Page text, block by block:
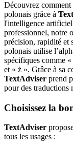
Découvrez
polonais grâce à
l'intelligence
professionnel, notre
précision, rapidité et
polonais utilise
spécifiques comme
et « ż ». Grâce à sa
TextAdviser prend
pour des traductions
Choisissez la
TextAdviser
tous les usages :